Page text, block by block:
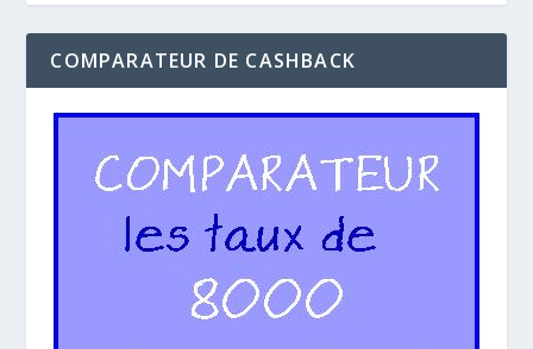
COMPARATEUR DE CASHBACK